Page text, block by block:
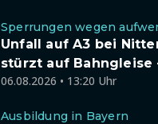
Sperrungen wegen
Unfall auf A3 bei
stürzt auf Bahngleise
06.08.2026 • 13:20 Uhr
Ausbildung in Bayern